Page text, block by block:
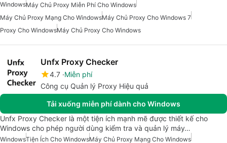
WindowsMáy Chủ Proxy Miễn Phí Cho Windows
Máy Chủ Proxy Mạng Cho WindowsMáy Chủ Proxy Cho Windows 7
Proxy Cho WindowsMáy Chủ Proxy Cho Windows
Unfx Proxy Checker
4.7 Miễn phí
Công cụ Quản lý Proxy Hiệu quả
Tải xuống miễn phí dành cho Windows
Unfx Proxy Checker là một tiện ích mạnh mẽ được thiết kế cho
Windows cho phép người dùng kiểm tra và quản lý máy…
WindowsTiện Ích Cho WindowsMáy Chủ Proxy Mạng Cho Windows